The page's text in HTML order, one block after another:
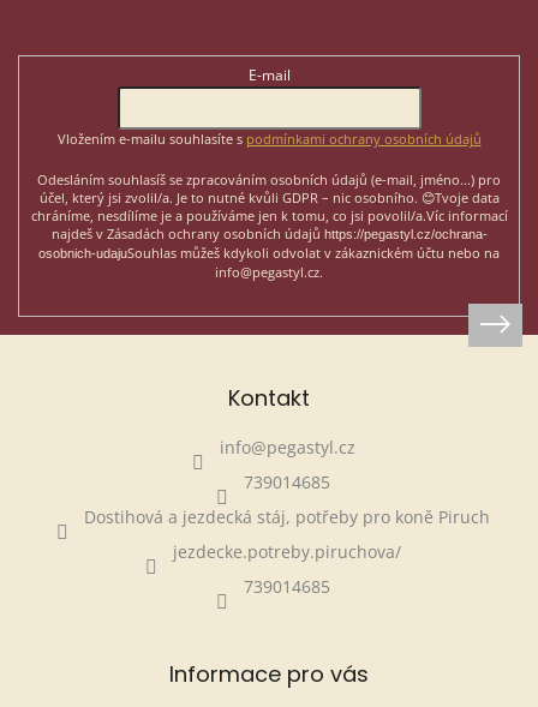
E-mail
Vložením e-mailu souhlasíte s podmínkami ochrany osobních údajů
Odesláním souhlasíš se zpracováním osobních údajů (e-mail, jméno...) pro
účel, který jsi zvolil/a. Je to nutné kvůli GDPR – nic osobního. 😊Tvoje data
chráníme, nesdílíme je a používáme jen k tomu, co jsi povolil/a.Víc informací
najdeš v Zásadách ochrany osobních údajů https://pegastyl.cz/ochrana-
osobnich-udajuSouhlas můžeš kdykoli odvolat v zákaznickém účtu nebo na
info@pegastyl.cz.
Kontakt
info@pegastyl.cz
739014685
Dostihová a jezdecká stáj, potřeby pro koně Piruch
jezdecke.potreby.piruchova/
739014685
Informace pro vás